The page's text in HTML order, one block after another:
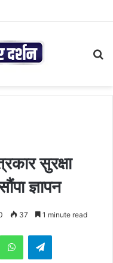
सुरक्षा
ज्ञापन
37 1 minute read
WhatsAppTelegram